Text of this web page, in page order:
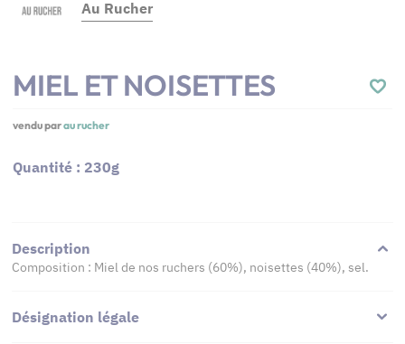
Au Rucher
MIEL ET NOISETTES
vendu parau rucher
Quantité : 230g
Description
Composition : Miel de nos ruchers (60%), noisettes (40%), sel.
Désignation légale